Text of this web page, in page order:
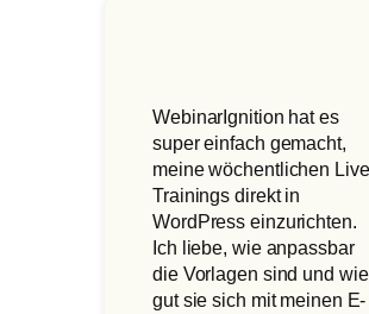
WebinarIgnition hat es
super einfach gemacht,
meine wöchentlichen
Trainings direkt in
WordPress einzurichten.
Ich liebe, wie anpassbar
die Vorlagen sind und wie
gut sie sich mit meinen E-